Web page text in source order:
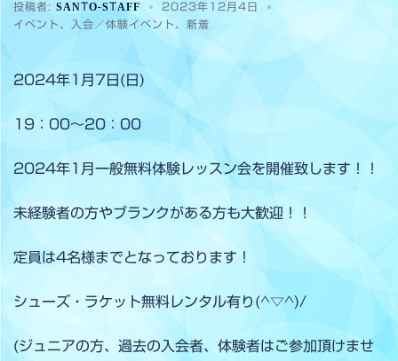
投稿者: SANTO-STAFF
2023年12月4日
イベント 、 入会／体験イベント 、 新着
2024年1月7日(日)
19：00～20：00
2024年1月一般無料体験レッスン会を開催致します！！
未経験者の方やブランクがある方も大歓迎！！
定員は4名様までとなっております！
シューズ・ラケット無料レンタル有り(^▽^)/
(ジュニアの方、過去の入会者、体験者はご参加頂けませ